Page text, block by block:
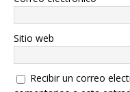
Sitio web
Recibir un correo